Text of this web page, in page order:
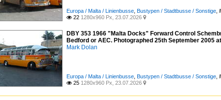
Europa / Malta / Linienbusse Bustypen / Stadtbusse / Sonstige
 22 1280x960 Px, 23.07.2026 
DBY 353 1966 "Malta Docks" Forward Control
Bedford or AEC. Photographed 25th September 2005
Mark Dolan
Europa / Malta / Linienbusse Bustypen / Stadtbusse / Sonstige
 25 1280x960 Px, 23.07.2026 